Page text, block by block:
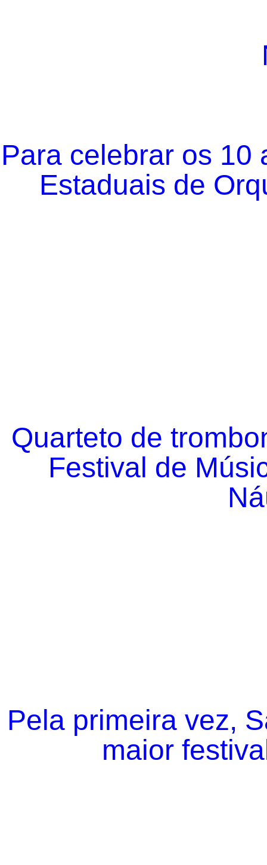
Para celebrar os 10
Estaduais de
Quarteto de
Festival de
Pela primeira vez,
maior